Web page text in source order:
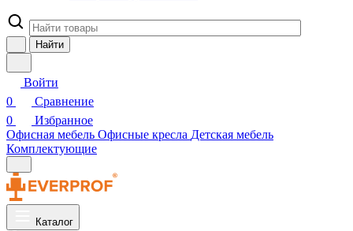
Найти
Войти
0
Сравнение
0
Избранное
Офисная мебель Офисные кресла Детская мебель
Комплектующие
Каталог